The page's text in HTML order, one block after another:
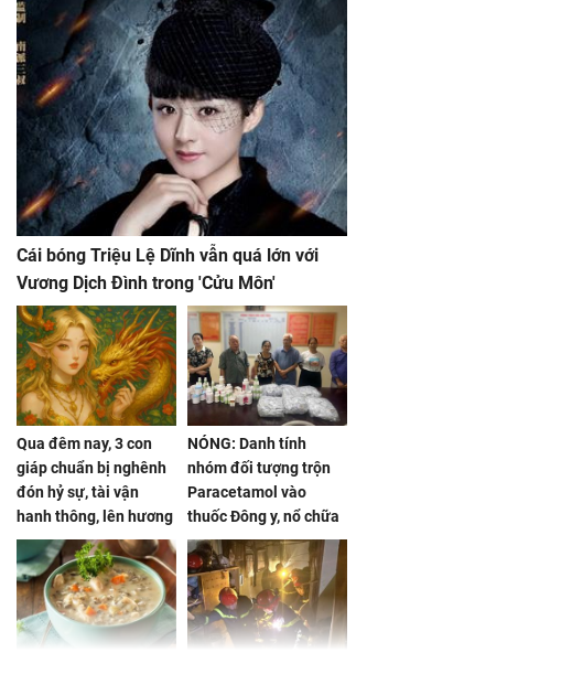
Cái bóng Triệu Lệ Dĩnh vẫn quá lớn với
Vương Dịch Đình trong 'Cửu Môn'
Qua đêm nay, 3 con
giáp chuẩn bị nghênh
đón hỷ sự, tài vận
hanh thông, lên hương
hóa Rồng hóa Phượng,
gom hết may mắn về
nhà
NÓNG: Danh tính
nhóm đối tượng trộn
Paracetamol vào
thuốc Đông y, nổ chữa
bách bệnh